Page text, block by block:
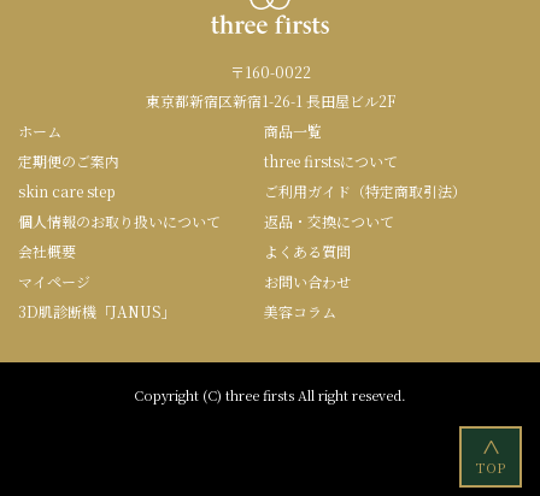
〒160-0022
東京都新宿区新宿1-26-1 長田屋ビル2F
ホーム
商品一覧
定期便のご案内
three firstsについて
skin care step
ご利用ガイド（特定商取引法）
個人情報のお取り扱いについて
返品・交換について
会社概要
よくある質問
マイページ
お問い合わせ
3D肌診断機「JANUS」
美容コラム
Copyright (C) three firsts All right reseved.
<
TOP